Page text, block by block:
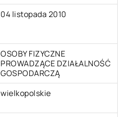
04 listopada 2010
OSOBY FIZYCZNE
PROWADZĄCE DZIAŁALNOŚĆ
GOSPODARCZĄ
wielkopolskie